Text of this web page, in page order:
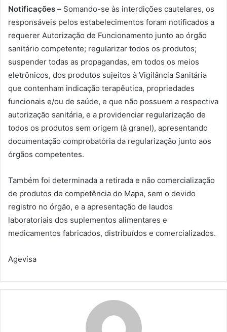
Notificações – Somando-se às interdições cautelares, os
responsáveis pelos estabelecimentos foram notificados a
requerer Autorização de Funcionamento junto ao órgão
sanitário competente; regularizar todos os produtos;
suspender todas as propagandas, em todos os meios
eletrônicos, dos produtos sujeitos à Vigilância Sanitária
que contenham indicação terapêutica, propriedades
funcionais e/ou de saúde, e que não possuem a respectiva
autorização sanitária, e a providenciar regularização de
todos os produtos sem origem (à granel), apresentando
documentação comprobatória da regularização junto aos
órgãos competentes.
Também foi determinada a retirada e não comercialização
de produtos de competência do Mapa, sem o devido
registro no órgão, e a apresentação de laudos
laboratoriais dos suplementos alimentares e
medicamentos fabricados, distribuídos e comercializados.
Agevisa